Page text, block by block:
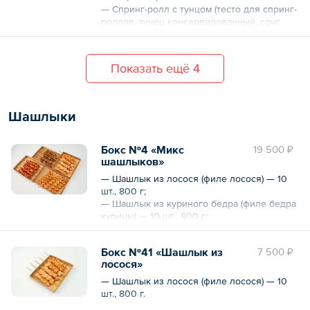
Общий вес – 3040 г
— Спринг-ролл с тунцом (тесто для спринг-
роллов, тунец консервированный, соус
«Тайский чили», яйцо куриное) — 8 шт., 800
Общий вес – 1050 г
Показать ещё 4
Шашлыки
19 500 ₽
Бокс №4 «Микс
шашлыков»
— Шашлык из лосося (филе лосося) — 10
шт., 800 г;
— Шашлык из куриного бедра (филе бедра
курицы) — 10 шт., 800 г;
— Шашлык из говяжьей вырезки (вырезка
— Шашлык из креветок (креветки
тигровые) — 5 шт., 400 г.
Общий вес – 2.8 кг
7 500 ₽
Бокс №41 «Шашлык из
лосося»
— Шашлык из лосося (филе лосося) — 10
шт., 800 г.